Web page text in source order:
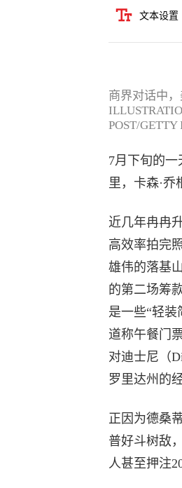
文本设置
商界对话中
POST/
7月下旬的一
里，卡森·乔
近几年冉冉
高效率拍完
雄伟的落基
的第二场筹
是一些“轻装
道称午餐门
对迪士尼（
罗里达州的经
正因为德桑
普好斗树敌
人甚至押注